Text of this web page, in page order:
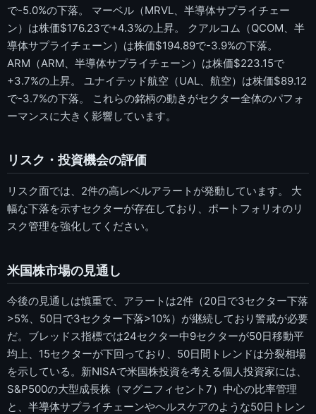
で-5.0%の下落。 マーベル（MRVL、半導体サプライチェー
ン）は株価$176.23で+4.3%の上昇。 クアルコム（QCOM、半
導体サプライチェーン）は株価$194.89で-3.9%の下落。
ARM（ARM、半導体サプライチェーン）は株価$223.15で
+3.7%の上昇。 ユナイテッド航空（UAL、航空）は株価$89.12
で-3.7%の下落。 これらの銘柄の動きがセクター全体のパフォ
ーマンスに大きく影響しています。
リスク・投資機会の評価
リスク面では、2件の高レベルアラートが発動しています。 大
幅な下落を示すセクターが存在しており、ポートフォリオのリ
スク管理を強化してください。
米国株市場の見通し
今後の見通しは慎重で、アラートは2件（20日で3セクター下落
>5%、50日で3セクター下落>10%）が継続しており警戒が必要
だ。ブレッドス指標では24セクター中9セクターが50日移動平
均上、15セクターが下回っており、50日間トレンドは分裂相場
を示している。新NISAで米国株投資を考える個人投資家には、
S&P500の大型成長株（マグニフィセント7）中心の比率管理
と、半導体サプライチェーンやヘルスケアのような50日トレン